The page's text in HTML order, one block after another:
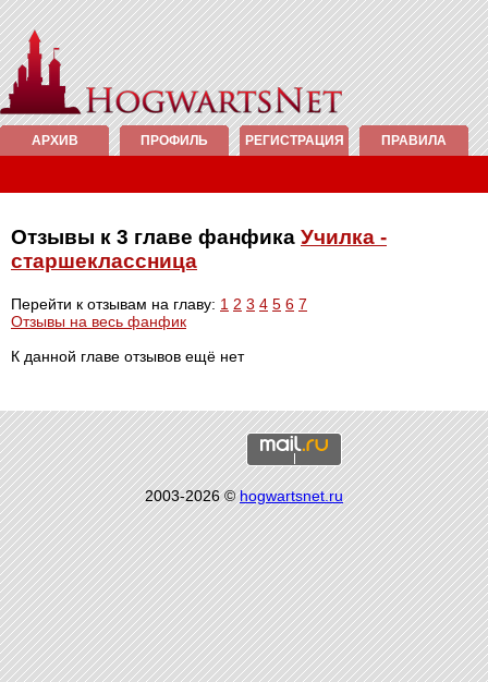
АРХИВ ПРОФИЛЬ РЕГИСТРАЦИЯ ПРАВИЛА
Отзывы к 3 главе фанфика Училка -
старшеклассница
Перейти к отзывам на главу: 1 2 3 4 5 6 7
Отзывы на весь фанфик
К данной главе отзывов ещё нет
2003-2026 ©hogwartsnet.ru